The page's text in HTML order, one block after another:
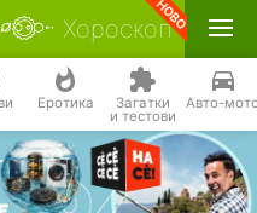
Хороскоп
Еротика Загатки
и тестови
Авто-